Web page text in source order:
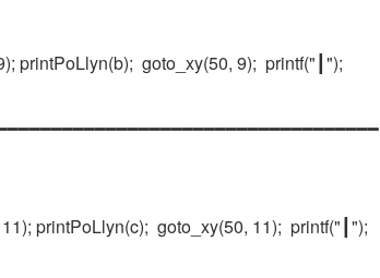
printPoLlyn(b);  goto_xy(50, 9);  printf("┃");
printPoLlyn(c);  goto_xy(50, 11);  printf("┃");